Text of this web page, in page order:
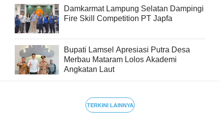
Damkarmat Lampung Selatan Dampingi
Fire Skill Competition PT Japfa
Bupati Lamsel Apresiasi Putra Desa
Merbau Mataram Lolos Akademi
Angkatan Laut
TERKINI LAINNYA